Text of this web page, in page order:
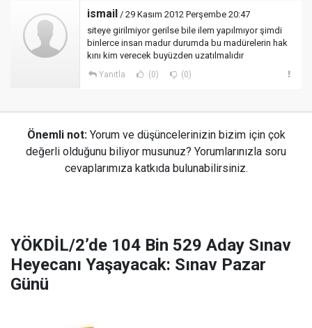
ismail / 29 Kasım 2012 Perşembe 20:47
siteye girilmiyor gerilse bile ilem yapılmıyor şimdi
binlerce insan madur durumda bu madürelerin hak
kını kim verecek buyüzden uzatılmalıdır
Yanıtla (0) (0)
Önemli not: Yorum ve düşüncelerinizin bizim için çok
değerli olduğunu biliyor musunuz? Yorumlarınızla soru
cevaplarımıza katkıda bulunabilirsiniz.
YÖKDİL/2’de 104 Bin 529 Aday Sınav
Heyecanı Yaşayacak: Sınav Pazar
Günü